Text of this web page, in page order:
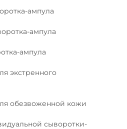
ампула
ампула
ампула
экстренного
обезвоженной кожи
сыворотки-